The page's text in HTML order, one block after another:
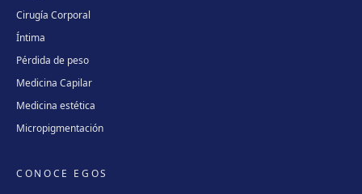
Cirugía Corporal
Íntima
Pérdida de peso
Medicina Capilar
Medicina estética
Micropigmentación
CONOCE EGOS